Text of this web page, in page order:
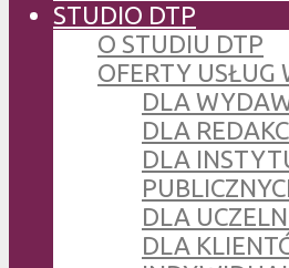
STUDIO DTP
O STUDIU DTP
OFERTY USŁUG
DLA
DLA
DLA
DLA
DLA